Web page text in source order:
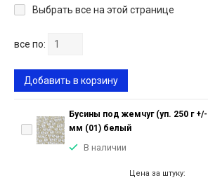
Выбрать все на этой странице
все по:
Добавить в корзину
Бусины под жемчуг (уп. 250 г
мм (01) белый
В наличии
Цена за штуку: